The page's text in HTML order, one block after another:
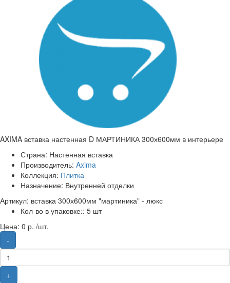
AXIMA вставка настенная D МАРТИНИКА 300х600мм в интерьере
Страна: Настенная вставка
Производитель: Axima
Коллекция: Плитка
Назначение: Внутренней отделки
Артикул: вставка 300х600мм "мартиника" - люкс
Кол-во в упаковке:: 5 шт
Цена: 0 р. /шт.
-
+